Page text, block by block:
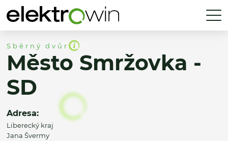
Sběrný dvůr
Město Smržovka -
SD
Adresa:
Liberecký kraj
Jana Švermy